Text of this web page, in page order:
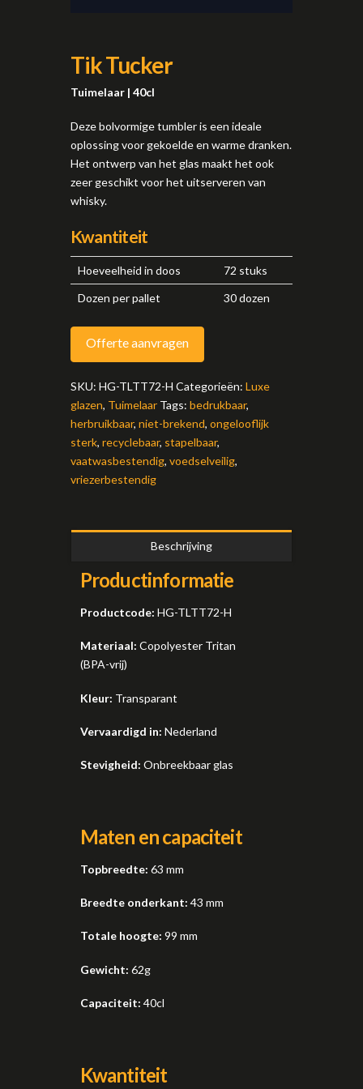
Tik Tucker
Tuimelaar | 40cl
Deze bolvormige tumbler is een ideale
oplossing voor gekoelde en warme dranken.
Het ontwerp van het glas maakt het ook
zeer geschikt voor het uitserveren van
whisky.
Kwantiteit
Hoeveelheid in doos
72 stuks
Dozen per pallet
30 dozen
Offerte aanvragen
SKU: HG-TLTT72-H Categorieën: Luxe
glazen, Tuimelaar Tags: bedrukbaar,
herbruikbaar, niet-brekend, ongelooflijk
sterk, recyclebaar, stapelbaar,
vaatwasbestendig, voedselveilig,
vriezerbestendig
Beschrijving
Productinformatie
Productcode: HG-TLTT72-H
Materiaal: Copolyester Tritan
(BPA-vrij)
Kleur: Transparant
Vervaardigd in: Nederland
Stevigheid: Onbreekbaar glas
Maten en capaciteit
Topbreedte: 63 mm
Breedte onderkant: 43 mm
Totale hoogte: 99 mm
Gewicht: 62g
Capaciteit: 40cl
Kwantiteit